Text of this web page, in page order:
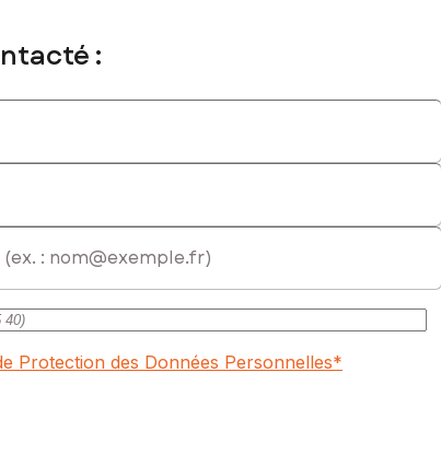
:
Protection des Données Personnelles*